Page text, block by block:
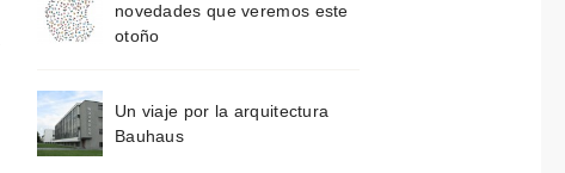
novedades que veremos este
otoño
Un viaje por la arquitectura
Bauhaus